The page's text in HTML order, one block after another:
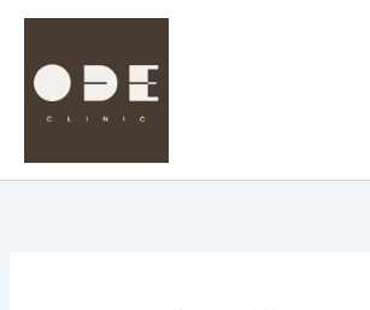
뛰